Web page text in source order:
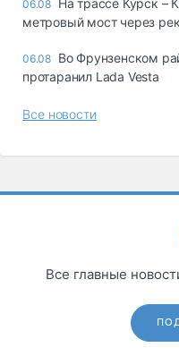
06.08 На трассе Курск –
метровый мост через
06.08 Во Фрунзенском
протаранил Lada Vesta
Все новости
Все главные